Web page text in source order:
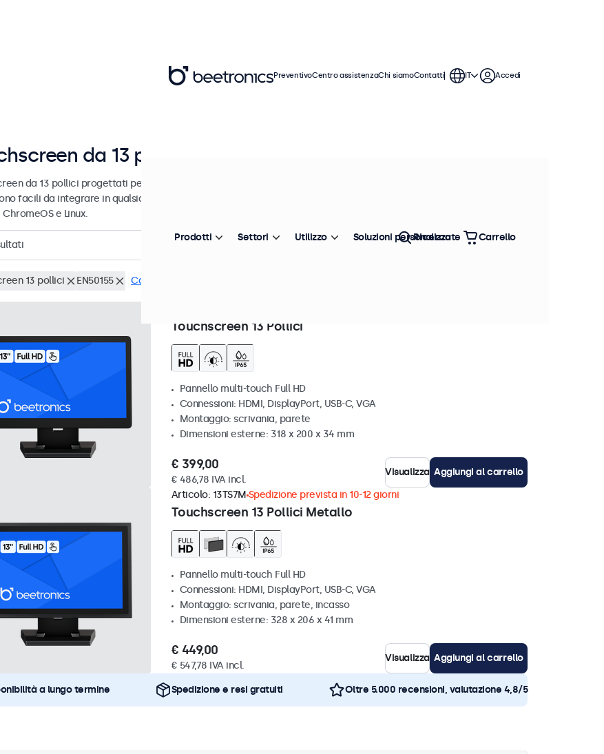
da 13 pollici
da 13 pollici progettati per uso professionale e uso continuo. Questi monitor touchscreen da 13
facili da integrare in qualsiasi contesto e sono compatibili con i sistemi operativi Windows,
ChromeOS e Linux.
Più venduto
13 pollici EN50155 Cancella i filtri
Touchscreen 13 Pollici
Pannello multi-touch Full HD
Connessioni: HDMI, DisplayPort, USB-C, VGA
Montaggio: scrivania, parete
Dimensioni esterne: 318 x 200 x 34 mm
€ 399,00
€ 486,78 IVA incl.
Visualizza Aggiungi al carrello
Touchscreen 13 Pollici Metallo
Articolo: 13TS7M Spedizione prevista in 10-12 giorni
Pannello multi-touch Full HD
Connessioni: HDMI, DisplayPort, USB-C, VGA
Montaggio: scrivania, parete, incasso
Dimensioni esterne: 328 x 206 x 41 mm
€ 449,00
€ 547,78 IVA incl.
Visualizza Aggiungi al carrello
a lungo termine Spedizione e resi gratuiti Oltre 5.000 recensioni, valutazione 4,8/5
PreventivoCentro assistenzaChi siamoContatti IT Accedi
Prodotti Settori Utilizzo Soluzioni personalizzate
Ricerca Carrello